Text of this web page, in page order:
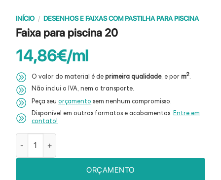
INÍCIO / DESENHOS E FAIXAS COM PASTILHA PARA PISCINA
Faixa para piscina 20
14,86€
O valor do material é de primeira qualidade, e porm2.
Não inclui o IVA, nem o transporte.
Peça seuorçamento sem nenhum compromisso.
Disponível em outros formatos e acabamentos.Entre em
contato!
ORÇAMENTO